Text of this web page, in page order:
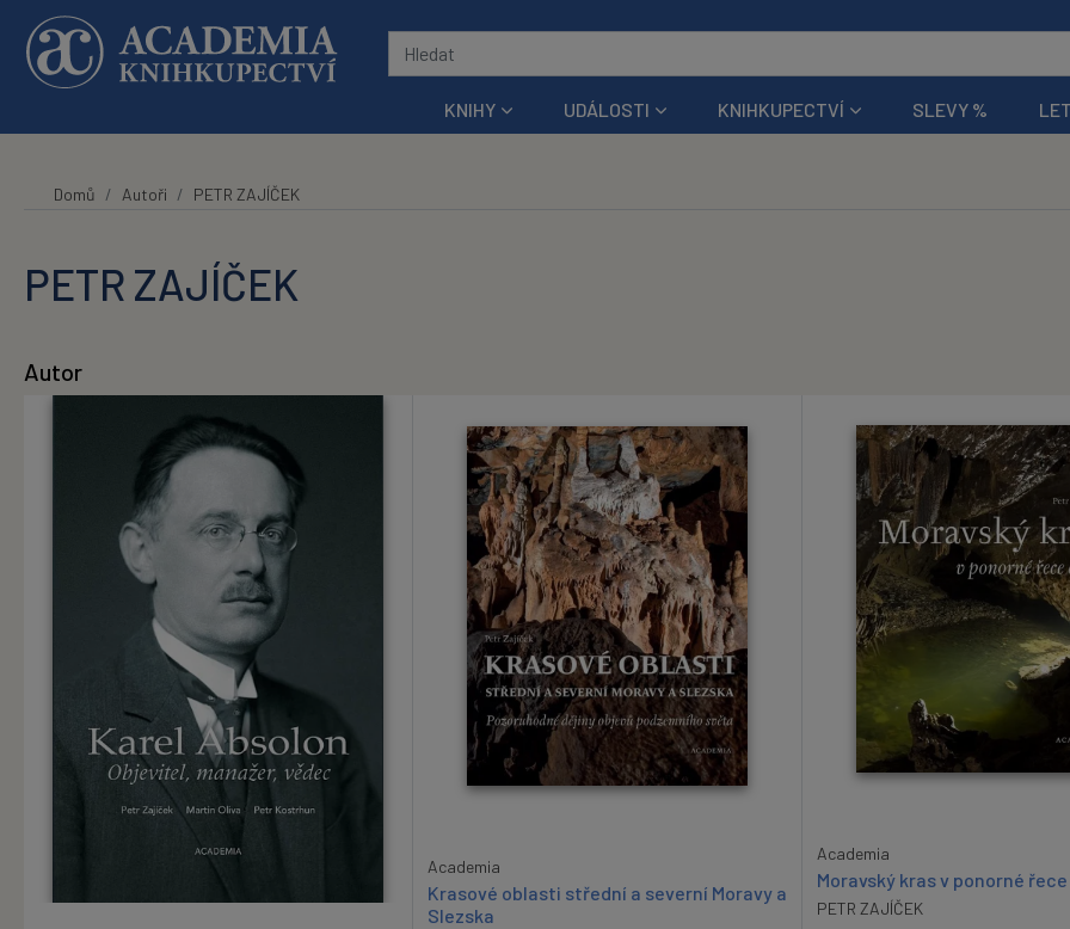
Přeskočit na hlavní obsah
KNIHY UDÁLOSTI KNIHKUPECTVÍ SLEVY %
Domů Autoři PETR ZAJÍČEK
PETR ZAJÍČEK
Autor
Academia
Krasové oblasti střední a severní Moravy a
Slezska
Academia
Moravský kras v ponorné
PETR ZAJÍČEK